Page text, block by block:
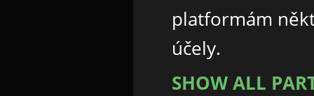
platformám
účely.
SHOW ALL